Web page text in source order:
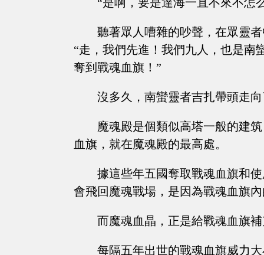
聽著眾人嘈雜的吵聲，在眾靈
“走，我們先進！我們九人，也是南
奪到戰魂血旗！”
沒多久，南蠻靈者吉扎帶頭走
魔魂殿是個類似高塔一般的建
血旗，就在魔魂殿的最高處。
據這些年五國奪取戰魂血旗和
會飛回魔魂戰場，是因為戰魂血旗
而魔魂血晶，正是給戰魂血旗
每隔五年出世的戰魂血旗威力